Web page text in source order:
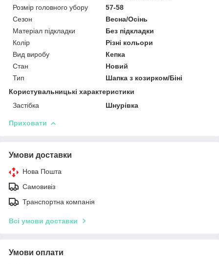
Розмір головного убору
57-58
Сезон
Весна/Осінь
Матеріал підкладки
Без підкладки
Колір
Різні кольори
Вид виробу
Кепка
Стан
Новий
Тип
Шапка з козирком/Біні
Користувальницькі характеристики
Застібка
Шнурівка
Приховати
Умови доставки
Нова Пошта
Самовивіз
Транспортна компанія
Всі умови доставки
Умови оплати